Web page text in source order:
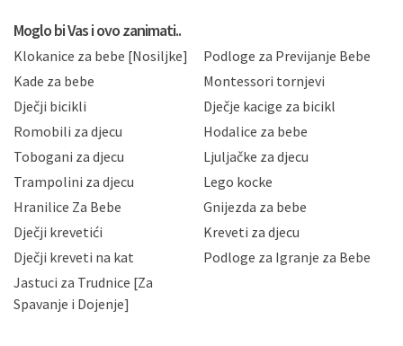
privatnosti i kolačića koju možete pročitati ovdje i
Hrvatske, a uvijek uz primjenu odgovarajućih tehničkih i
sigurnosnih mjera zaštite osobnih podataka od
neovlaštenog pristupa, zlouporabe, otkrivanja,
gubitka ili uništenja. Mae.hr štiti privatnost svojih
korisnika i posjetitelja web stranica, čuva povjerljivost
Vaših osobnih podataka te omogućava pristup i
priopćavanje osobnih podataka samo onim svojim
zaposlenicima kojima su isti potrebni radi provedbe
slučajevima koji su dozvoljeni zakonima. Napominjemo
da možete u svako doba, u potpunosti ili djelomice,
zatražiti prestanak aktivnosti obrade Vaših osobnih
podataka. Opoziv privole možete podnijeti poštom na
gore navedenu adresu ili e-mailom na adresu:
Moglo bi Vas i ovo zanimati..
Klokanice za bebe [Nosiljke]
Podloge za Previjanje Bebe
Kade za bebe
Montessori tornjevi
Dječji bicikli
Dječje kacige za bicikl
Romobili za djecu
Hodalice za bebe
Tobogani za djecu
Ljuljačke za djecu
Trampolini za djecu
Lego kocke
Hranilice Za Bebe
Gnijezda za bebe
Dječji krevetići
Kreveti za djecu
Dječji kreveti na kat
Podloge za Igranje za Bebe
Jastuci za Trudnice [Za
Spavanje i Dojenje]